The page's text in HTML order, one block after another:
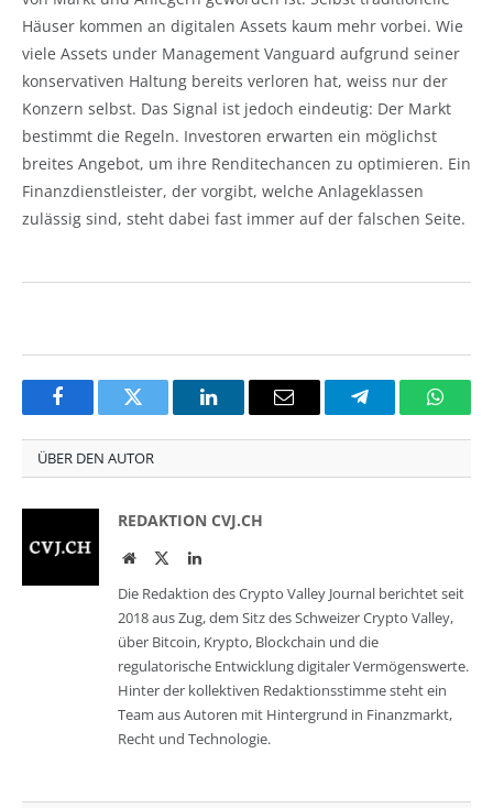
Häuser kommen an digitalen Assets kaum mehr vorbei. Wie
viele Assets under Management Vanguard aufgrund seiner
konservativen Haltung bereits verloren hat, weiss nur der
Konzern selbst. Das Signal ist jedoch eindeutig: Der Markt
bestimmt die Regeln. Investoren erwarten ein möglichst
breites Angebot, um ihre Renditechancen zu optimieren. Ein
Finanzdienstleister, der vorgibt, welche Anlageklassen
zulässig sind, steht dabei fast immer auf der falschen Seite.
FacebookTwitter LinkedInEmail Telegram
ÜBER DEN AUTOR
REDAKTION CVJ.CH
WebsiteTwitterLinkedIn
Die Redaktion des Crypto Valley Journal berichtet seit
2018 aus Zug, dem Sitz des Schweizer Crypto Valley,
über Bitcoin, Krypto, Blockchain und die
regulatorische Entwicklung digitaler Vermögenswerte.
Hinter der kollektiven Redaktionsstimme steht ein
Team aus Autoren mit Hintergrund in Finanzmarkt,
Recht und Technologie.